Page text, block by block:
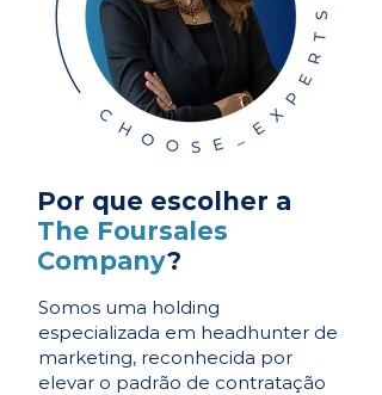
Por que escolher a
The Foursales
Company?
Somos uma holding
especializada em headhunter de
marketing, reconhecida por
elevar o padrão de contratação